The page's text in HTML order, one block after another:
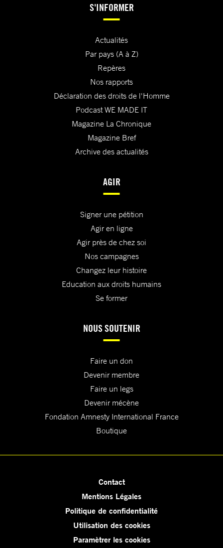
S'INFORMER
Actualités
Par pays (A à Z)
Repères
Nos rapports
Déclaration des droits de l'Homme
Podcast WE MADE IT
Magazine La Chronique
Magazine Bref
Archive des actualités
AGIR
Signer une pétition
Agir en ligne
Agir près de chez soi
Nos campagnes
Changez leur histoire
Education aux droits humains
Se former
NOUS SOUTENIR
Faire un don
Devenir membre
Faire un legs
Devenir mécène
Fondation Amnesty International France
Boutique
Contact
Mentions Légales
Politique de confidentialité
Utilisation des cookies
Paramètrer les cookies